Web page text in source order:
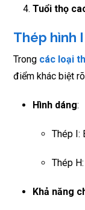
Tuổi thọ
Thép hình
Trong các loại
điểm khác biệt
Hình dáng:
Thép I:
Thép
Khả năng